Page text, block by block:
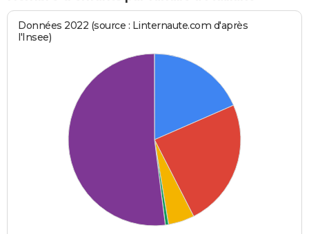
Données 2022 (source : Linternaute.com d'après
l'Insee)